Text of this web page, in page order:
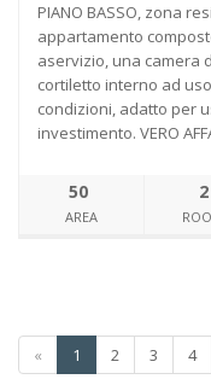
PIANO BASSO, zona
appartamento
aservizio, una camera
cortiletto interno ad
condizioni, adatto per
investimento. VERO
50
AREA
2
« 1 2 3 4